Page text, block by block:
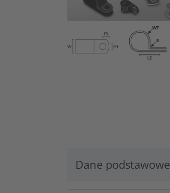
Dane podstawowe